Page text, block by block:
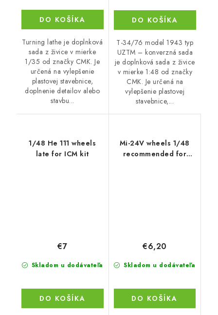
DO KOŠÍKA
Turning lathe je doplnková
sada z živice v mierke
1/35 od značky CMK. Je
určená na vylepšenie
plastovej stavebnice,
doplnenie detailov alebo
stavbu...
DO KOŠÍKA
T-34/76 model 1943 typ
UZTM – konverzná sada
je doplnková sada z živice
v mierke 1:48 od značky
CMK. Je určená na
vylepšenie plastovej
stavebnice,...
1/48 He 111 wheels
late for ICM kit
Skladom u dodávateľa
€7
DO KOŠÍKA
Mi-24V wheels 1/48
recommended for
Skladom u dodávateľa
€6,20
DO KOŠÍKA